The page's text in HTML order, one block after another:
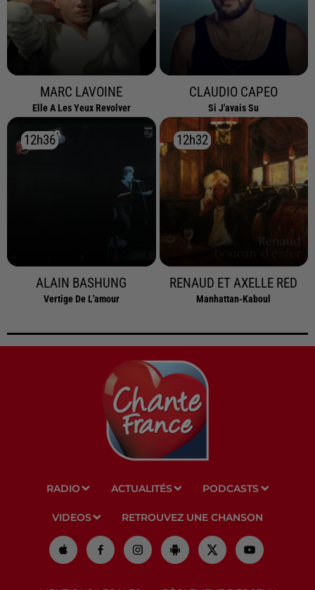
MARC LAVOINE
Elle A Les Yeux Revolver
CLAUDIO CAPEO
Si J'avais Su
12h36
12h36
ALAIN BASHUNG
Vertige De L'amour
12h32
12h32
RENAUD ET AXELLE RED
Manhattan-Kaboul
RADIO ACTUALITÉS PODCASTS
VIDEOS RETROUVEZ UNE CHANSON